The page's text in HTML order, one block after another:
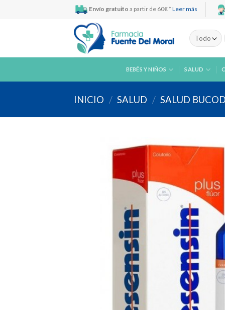
Envío gratuito a partir de 60€ * Leer más
BEBÉS Y NIÑOS SALUD
INICIO / SALUD / SALUD